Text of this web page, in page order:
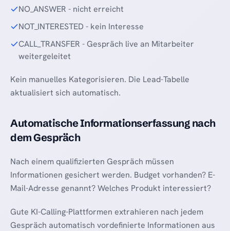
NO_ANSWER - nicht erreicht
NOT_INTERESTED - kein Interesse
CALL_TRANSFER - Gespräch live an Mitarbeiter
weitergeleitet
Kein manuelles Kategorisieren. Die Lead-Tabelle
aktualisiert sich automatisch.
Automatische Informationserfassung nach
dem Gespräch
Nach einem qualifizierten Gespräch müssen
Informationen gesichert werden. Budget vorhanden? E-
Mail-Adresse genannt? Welches Produkt interessiert?
Gute KI-Calling-Plattformen extrahieren nach jedem
Gespräch automatisch vordefinierte Informationen aus